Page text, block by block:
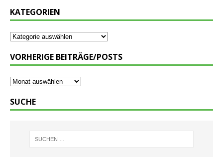
KATEGORIEN
VORHERIGE BEITRÄGE/POSTS
SUCHE